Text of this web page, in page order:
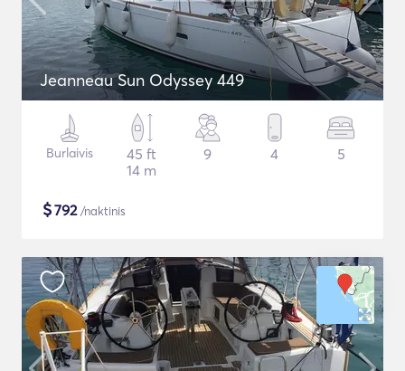
Jeanneau Sun Odyssey 449
Burlaivis
45 ft
14 m
9 4 5
$792/naktinis